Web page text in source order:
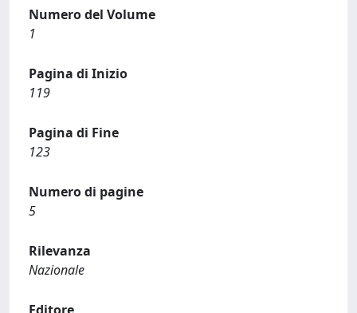
Numero del Volume
1
Pagina di Inizio
119
Pagina di Fine
123
Numero di pagine
5
Rilevanza
Nazionale